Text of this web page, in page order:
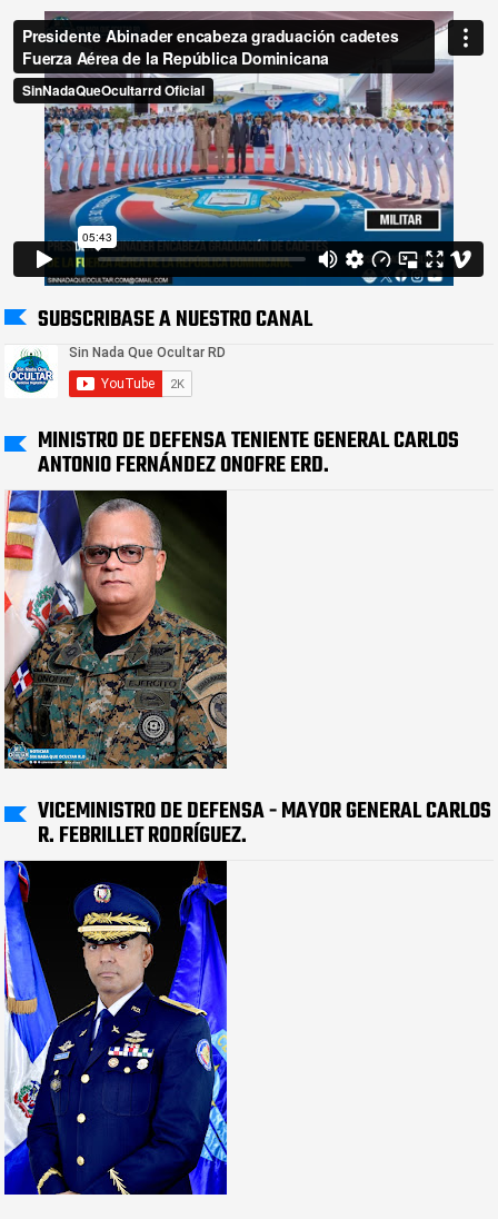
SUBSCRIBASE A NUESTRO CANAL
MINISTRO DE DEFENSA TENIENTE GENERAL CARLOS
ANTONIO FERNÁNDEZ ONOFRE ERD.
VICEMINISTRO DE DEFENSA - MAYOR GENERAL CARLOS
R. FEBRILLET RODRÍGUEZ.